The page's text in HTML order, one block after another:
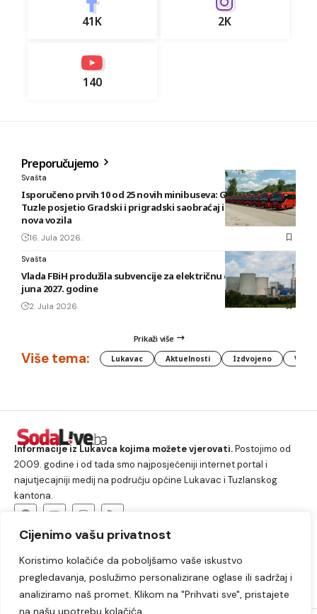
Cijenimo vašu privatnost
Koristimo kolačiće da poboljšamo vaše iskustvo
pregledavanja, poslužimo personalizirane oglase ili sadržaj i
analiziramo naš promet. Klikom na "Prihvati sve", pristajete
na našu upotrebu kolačića.
41K 2K
140
Preporučujemo
Svašta
Isporučeno prvih 10 od 25 novih minibuseva: Gradonačelnik
Tuzle posjetio Gradski i prigradski saobraćaj i pregledao
nova vozila
16. Jula 2026.
Svašta
Vlada FBiH produžila subvencije za električnu energiju do 30.
juna 2027. godine
2. Jula 2026.
Prikaži više
Više tema: Lukavac Aktuelnosti Izdvojeno
Informacije iz Lukavca kojima možete vjerovati.Postojimo od
2009. godine i od tada smo najposjećeniji internet portal i
najutjecajniji medij na području općine Lukavac i Tuzlanskog
kantona.
Lukavac Društvo Crna hronika
Sport
Kultura
Kolumne Slobodno vrijeme